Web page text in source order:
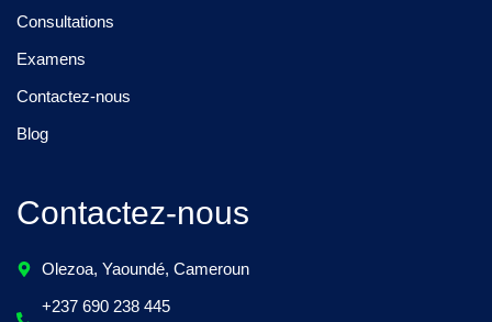
Consultations
Examens
Contactez-nous
Blog
Contactez-nous
Olezoa, Yaoundé, Cameroun
+237 690 238 445